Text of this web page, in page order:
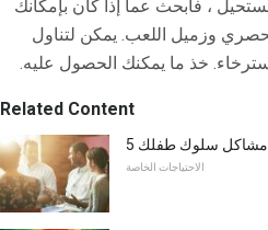
، فابحث عما إذا كان بإمكانك
وزميل اللعب. يمكن لتناول
خذ ما يمكنك الحصول عليه.
Related Content
مشاكل سلوك طفلك
الاحتياجات الخاصة